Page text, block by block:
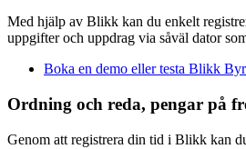
Med hjälp av Blikk kan du enkelt
uppgifter och uppdrag via såväl dator
Boka en demo eller testa Blikk
Ordning och reda, pengar på
Genom att registrera din tid i Blikk kan